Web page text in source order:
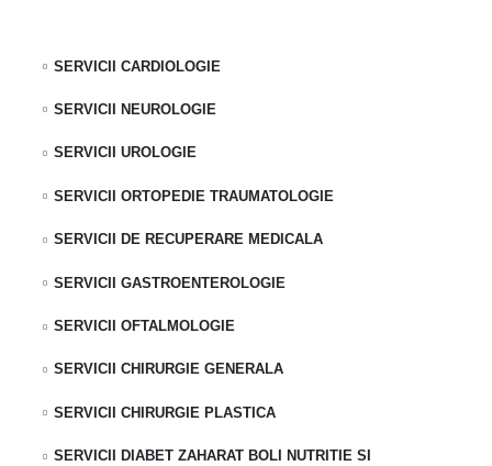
SERVICII CARDIOLOGIE
SERVICII NEUROLOGIE
SERVICII UROLOGIE
SERVICII ORTOPEDIE TRAUMATOLOGIE
SERVICII DE RECUPERARE MEDICALA
SERVICII GASTROENTEROLOGIE
SERVICII OFTALMOLOGIE
SERVICII CHIRURGIE GENERALA
SERVICII CHIRURGIE PLASTICA
SERVICII DIABET ZAHARAT BOLI NUTRITIE SI